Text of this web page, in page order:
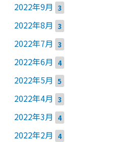
2022年9月 3
2022年8月 3
2022年7月 3
2022年6月 4
2022年5月 5
2022年4月 3
2022年3月 4
2022年2月 4